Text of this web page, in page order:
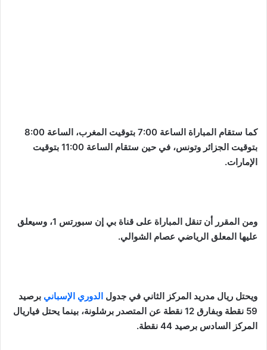
كما ستقام المباراة الساعة 7:00 بتوقيت المغرب، الساعة 8:00
بتوقيت الجزائر وتونس، في حين ستقام الساعة 11:00 بتوقيت
الإمارات.
ومن المقرر أن تنقل المباراة على قناة بي إن سبورتس 1، وسيعلق
عليها المعلق الرياضي عصام الشوالي.
ويحتل ريال مدريد المركز الثاني في جدول الدوري الإسباني برصيد
59 نقطة وبفارق 12 نقطة عن المتصدر برشلونة، بينما يحتل فياريال
المركز السادس برصيد 44 نقطة.